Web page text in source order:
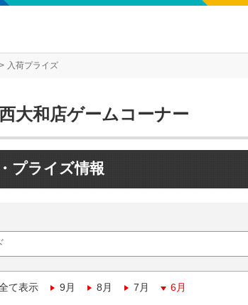
入荷プライズ
大和店ゲームコーナー
プライズ情報
て表示 9月 8月 7月 6月